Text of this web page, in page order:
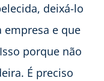
deixá-lo
e que
porque não
É preciso